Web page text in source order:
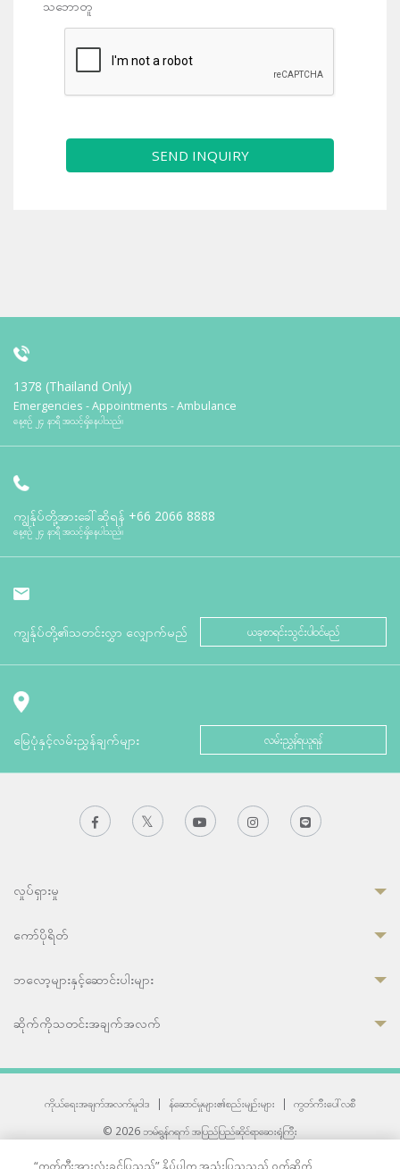
သဘောတူ
SEND INQUIRY
1378 (Thailand Only)
Emergencies - Appointments - Ambulance
နေ့စဉ် ၂၄ နာရီ အသင့်ရှိနေပါသည်။
ကျွန်ုပ်တို့အားခေါ်ဆိုရန် +66 2066 8888
နေ့စဉ် ၂၄ နာရီ အသင့်ရှိနေပါသည်။
ကျွန်ုပ်တို့၏သတင်းလွှာ လျှောက်မည် ယခုစာရင်းသွင်းပါဝင်မည်
မြေပုံနှင့်လမ်းညွှန်ချက်များ လမ်းညွှန်ရယူရန်
လှုပ်ရှားမှု
ကော်ပိုရိတ်
ဘလော့များနှင့်ဆောင်းပါးများ
ဆိုက်ကိုသတင်းအချက်အလက်
ကိုယ်ရေးအချက်အလက်မူဝါဒ | န်ဆောင်မှုများ၏စည်းမျဉ်းများ |
ကွတ်ကီးပေါ်လစီ
© 2026 ဘမ်ရွန်ဂရက် အပြည်ပြည်ဆိုင်ရာဆေးရုံကြီး
“ကွတ်ကီးအားလုံးခွင့်ပြုသည်” နှိပ်ပါက အသုံးပြုသူသည် ဝက်ဆိုက်